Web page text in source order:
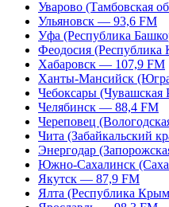
Уварово (Тамбовская
Ульяновск — 93,6 FM
Уфа (Республика
Феодосия
Хабаровск — 107,9 FM
Ханты-Мансийск
Чебоксары
Челябинск — 88,4 FM
Череповец
Чита (Забайкальский
Энергодар
Южно-Сахалинск
Якутск — 87,9 FM
Ялта (Республика